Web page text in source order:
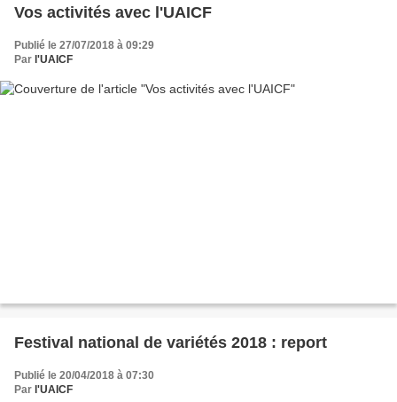
Vos activités avec l'UAICF
Publié le 27/07/2018 à 09:29
Par l'UAICF
Festival national de variétés 2018 : report
Publié le 20/04/2018 à 07:30
Par l'UAICF